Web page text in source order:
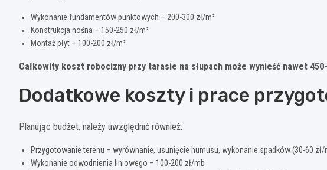
Wykonanie fundamentów punktowych – 200-300 zł/m²
Konstrukcja nośna – 150-250 zł/m²
Montaż płyt – 100-200 zł/m²
Całkowity koszt robocizny przy tarasie na słupach może wynieść nawet 450-
Dodatkowe koszty i prace
Planując budżet, należy uwzględnić również:
Przygotowanie terenu – wyrównanie, usunięcie humusu, wykonanie spadków (30-60 zł/
Wykonanie odwodnienia liniowego – 100-200 zł/mb